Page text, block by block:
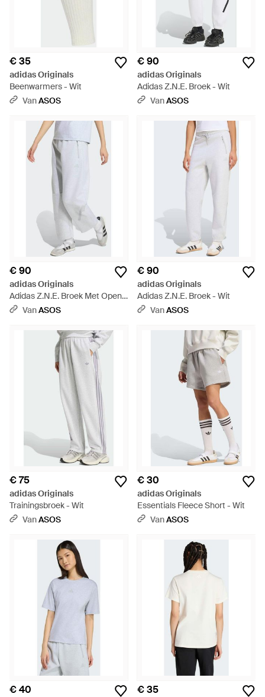
€ 35
adidas Originals
Beenwarmers - Wit
VanASOS
€ 90
adidas Originals
Adidas Z.N.E. Broek - Wit
VanASOS
€ 90
adidas Originals
Adidas Z.N.E. Broek Met Open
Pijpen - Wit
VanASOS
€ 90
adidas Originals
Adidas Z.N.E. Broek - Wit
VanASOS
€ 75
adidas Originals
Trainingsbroek - Wit
VanASOS
€ 30
adidas Originals
Essentials Fleece Short - Wit
VanASOS
€ 40 € 35